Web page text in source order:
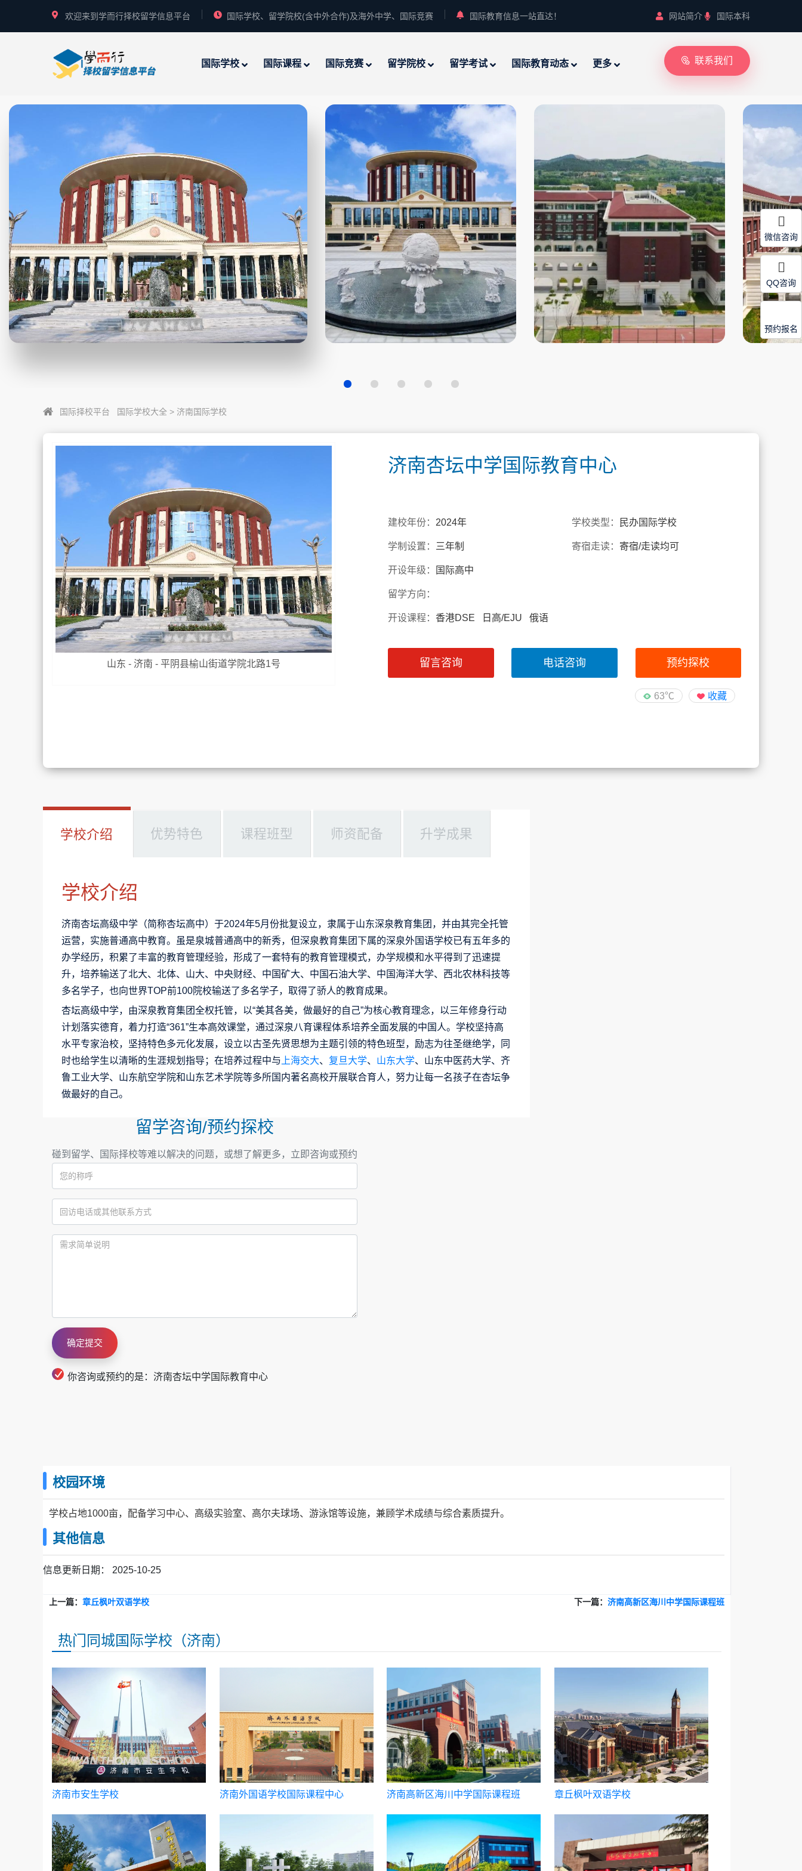
欢迎来到学而行择校留学信息平台 国际学校、留学院校(含中外合作)及海外中学、国际竞赛 国际教育信息一站直达！ 网站简介 国际本科
国际学校 国际课程 国际竞赛 留学院校 留学考试 国际教育动态 更多 联系我们
国际择校平台 国际学校大全 > 济南国际学校
山东 - 济南 - 平阴县榆山街道学院北路1号
济南杏坛中学国际教育中心
建校年份： 2024年 学校类型： 民办国际学校
学制设置： 三年制 寄宿走读： 寄宿/走读均可
开设年级： 国际高中
留学方向：
开设课程： 香港DSE 日高/EJU 俄语
留言咨询 电话咨询 预约探校
63℃ 收藏
学校介绍 优势特色 课程班型 师资配备 升学成果
学校介绍
济南杏坛高级中学（简称杏坛高中）于2024年5月份批复设立，隶属于山东深泉教育集团，并由其完全托管
运营，实施普通高中教育。虽是泉城普通高中的新秀，但深泉教育集团下属的深泉外国语学校已有五年多的
办学经历，积累了丰富的教育管理经验，形成了一套特有的教育管理模式，办学规模和水平得到了迅速提
升，培养输送了北大、北体、山大、中央财经、中国矿大、中国石油大学、中国海洋大学、西北农林科技等
多名学子，也向世界TOP前100院校输送了多名学子，取得了骄人的教育成果。
杏坛高级中学，由深泉教育集团全权托管，以“美其各美，做最好的自己”为核心教育理念，以三年修身行动
计划落实德育，着力打造“361”生本高效课堂，通过深泉八育课程体系培养全面发展的中国人。学校坚持高
水平专家治校，坚持特色多元化发展，设立以古圣先贤思想为主题引领的特色班型，励志为往圣继绝学，同
时也给学生以清晰的生涯规划指导；在培养过程中与 上海交大、 复旦大学、 山东大学、山东中医药大学、齐
鲁工业大学、山东航空学院和山东艺术学院等多所国内著名高校开展联合育人，努力让每一名孩子在杏坛争
做最好的自己。
留学咨询/预约探校
碰到留学、国际择校等难以解决的问题，或想了解更多，立即咨询或预约
你咨询或预约的是：济南杏坛中学国际教育中心
校园环境
学校占地1000亩，配备学习中心、高级实验室、高尔夫球场、游泳馆等设施，兼顾学术成绩与综合素质提升。
其他信息
信息更新日期： 2025-10-25
上一篇： 章丘枫叶双语学校 下一篇： 济南高新区海川中学国际课程班
热门同城国际学校（济南）
济南市安生学校 济南外国语学校国际课程中心 济南高新区海川中学国际课程班 章丘枫叶双语学校
微信咨询
QQ咨询
预约报名